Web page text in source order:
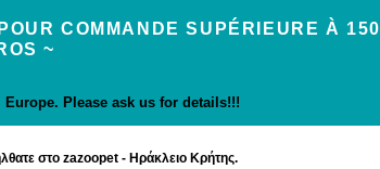
COMMANDE SUPÉRIEURE À 150
~
Please ask us for details!!!
στο zazoopet - Ηράκλειο Κρήτης.